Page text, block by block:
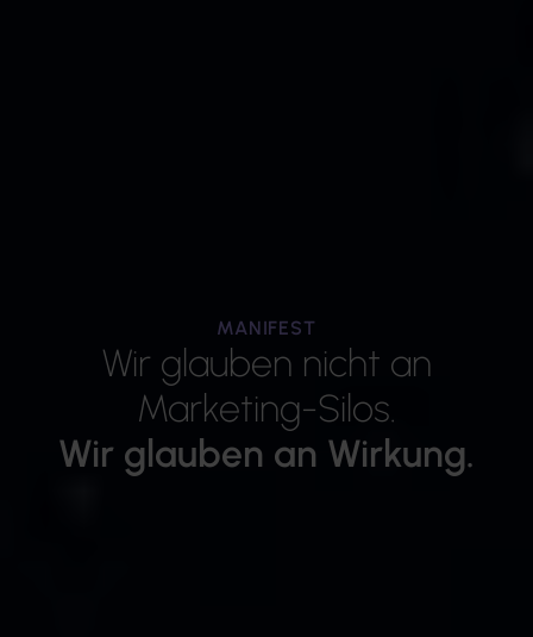
MANIFEST
Wir glauben nicht an
Marketing-Silos.
Wir glauben an Wirkung.